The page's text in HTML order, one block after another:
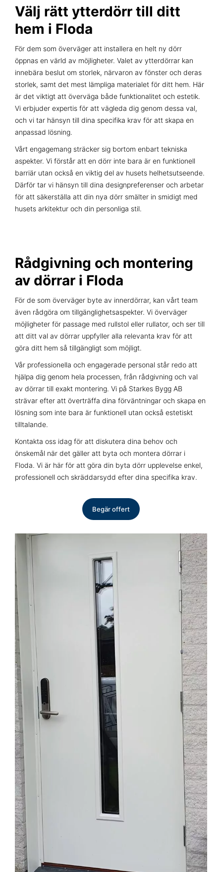
Välj rätt ytterdörr till ditt
hem i Floda
För dem som överväger att installera en helt ny dörr
öppnas en värld av möjligheter. Valet av ytterdörrar kan
innebära beslut om storlek, närvaron av fönster och deras
storlek, samt det mest lämpliga materialet för ditt hem. Här
är det viktigt att överväga både funktionalitet och estetik.
Vi erbjuder expertis för att vägleda dig genom dessa val,
och vi tar hänsyn till dina specifika krav för att skapa en
anpassad lösning.
Vårt engagemang sträcker sig bortom enbart tekniska
aspekter. Vi förstår att en dörr inte bara är en funktionell
barriär utan också en viktig del av husets helhetsutseende.
Därför tar vi hänsyn till dina designpreferenser och arbetar
för att säkerställa att din nya dörr smälter in smidigt med
husets arkitektur och din personliga stil.
Rådgivning och montering
av dörrar i Floda
För de som överväger byte av innerdörrar, kan vårt team
även rådgöra om tillgänglighetsaspekter. Vi överväger
möjligheter för passage med rullstol eller rullator, och ser till
att ditt val av dörrar uppfyller alla relevanta krav för att
göra ditt hem så tillgängligt som möjligt.
Vår professionella och engagerade personal står redo att
hjälpa dig genom hela processen, från rådgivning och val
av dörrar till exakt montering. Vi på Starkes Bygg AB
strävar efter att överträffa dina förväntningar och skapa en
lösning som inte bara är funktionell utan också estetiskt
tilltalande.
Kontakta oss idag för att diskutera dina behov och
önskemål när det gäller att byta och montera dörrar i
Floda. Vi är här för att göra din byta dörr upplevelse enkel,
professionell och skräddarsydd efter dina specifika krav.
Begär offert